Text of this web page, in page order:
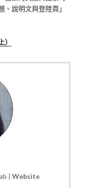
說明文與登陸頁」
| Website